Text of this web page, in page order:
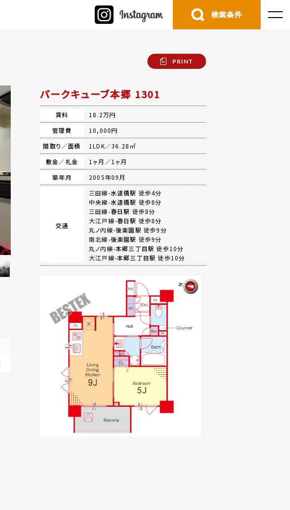
検索条件
PRINT
パークキューブ本郷 1301
賃料
18.2万円
管理費
10,000円
間取り／面積
1LDK／36.28㎡
敷金／礼金
1ヶ月／1ヶ月
築年月
2005年09月
交通
三田線-水道橋駅 徒歩4分
中央線-水道橋駅 徒歩8分
三田線-春日駅 徒歩8分
大江戸線-春日駅 徒歩8分
丸ノ内線-後楽園駅 徒歩9分
南北線-後楽園駅 徒歩9分
丸ノ内線-本郷三丁目駅 徒歩10分
大江戸線-本郷三丁目駅 徒歩10分